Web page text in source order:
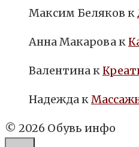
Максим Беляков к
Анна Макаровак
Валентинак
Надеждак
© 2026 Обувь инфо